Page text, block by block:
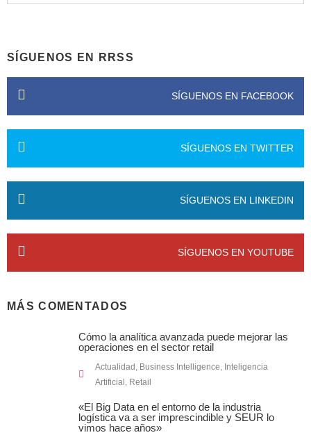
SÍGUENOS EN RRSS
SÍGUENOS EN FACEBOOK
SÍGUENOS EN TWITTER
SÍGUENOS EN LINKEDIN
SÍGUENOS EN YOUTUBE
MÁS COMENTADOS
Cómo la analítica avanzada puede mejorar las
operaciones en el sector retail
Actualidad , Business Intelligence, Inteligencia
Artificial , Retail
«El Big Data en el entorno de la industria
logística va a ser imprescindible y SEUR lo
vimos hace años»